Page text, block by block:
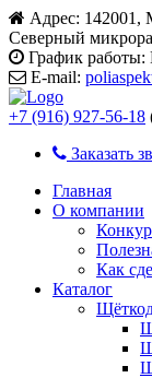
Адрес: 142001,
Северный
График работы:
E-mail:
+7 (916) 927-56-18
Заказать
Главная
О компании
Как
Каталог